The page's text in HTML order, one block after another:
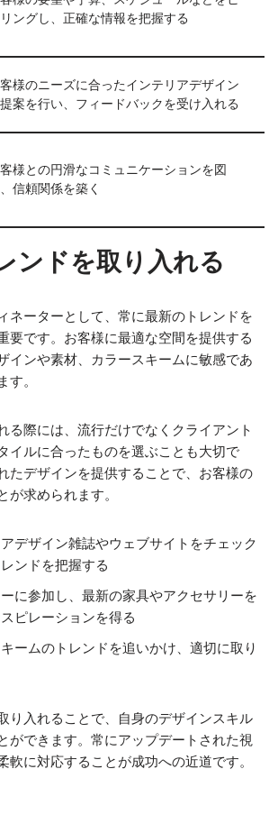
ングし、正確な情報を把握する
様のニーズに合ったインテリアデザイン
案を行い、フィードバックを受け入れる
様との円滑なコミュニケーションを図
信頼関係を築く
ンドを取り入れる
ネーターとして、常に最新のトレンドを
要です。お客様に最適な空間を提供する
インや素材、カラースキームに敏感であ
す。
る際には、流行だけでなくクライアント
イルに合ったものを選ぶことも大切で
たデザインを提供することで、お客様の
が求められます。
デザイン雑誌やウェブサイトをチェック
ンドを把握する
に参加し、最新の家具やアクセサリーを
ピレーションを得る
ームのトレンドを追いかけ、適切に取り
り入れることで、自身のデザインスキル
ができます。常にアップデートされた視
軟に対応することが成功への近道です。